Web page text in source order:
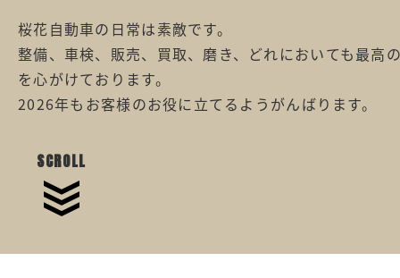
桜花自動車の日常は素敵です。
整備、車検、販売、買取、磨き、どれにおいても最高
を心がけております。
2026年もお客様のお役に立てるようがんばります。
SCROLL